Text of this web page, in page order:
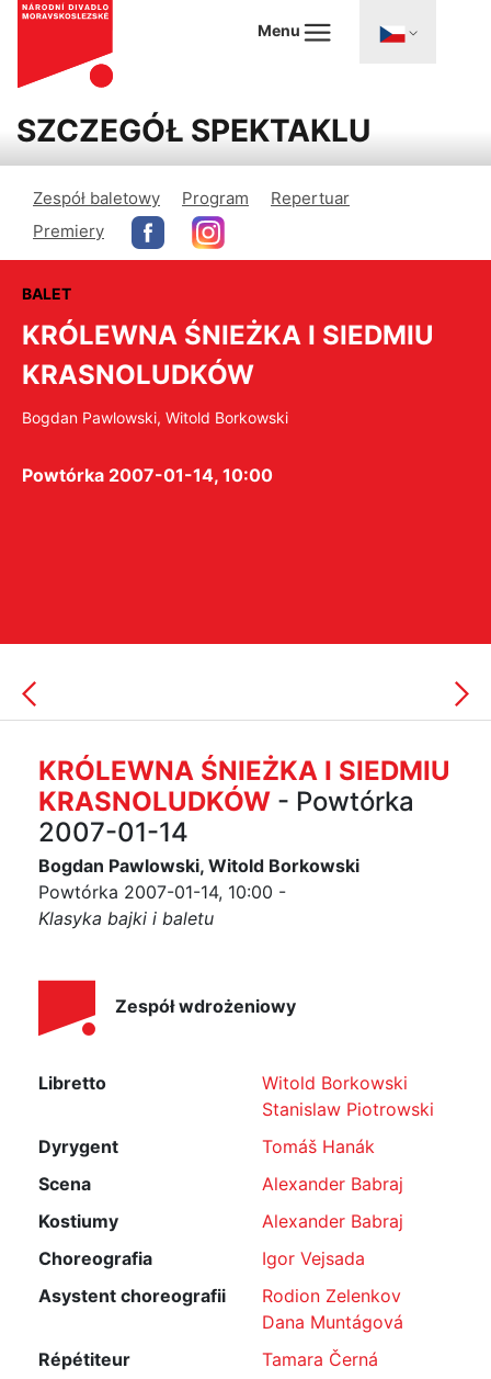
Menu
SZCZEGÓŁ SPEKTAKLU
Zespół baletowy Program
Repertuar
Premiery
BALET
KRÓLEWNA ŚNIEŻKA I SIEDMIU
KRASNOLUDKÓW
Bogdan Pawlowski, Witold Borkowski
Powtórka 2007-01-14, 10:00
KRÓLEWNA ŚNIEŻKA I SIEDMIU
KRASNOLUDKÓW - Powtórka
2007-01-14
Bogdan Pawlowski, Witold Borkowski
Powtórka 2007-01-14, 10:00 -
Klasyka bajki i baletu
Zespół wdrożeniowy
Libretto
Witold Borkowski
Stanislaw Piotrowski
Dyrygent
Tomáš Hanák
Scena
Alexander Babraj
Kostiumy
Alexander Babraj
Choreografia
Igor Vejsada
Asystent choreografii
Rodion Zelenkov
Dana Muntágová
Répétiteur
Tamara Černá